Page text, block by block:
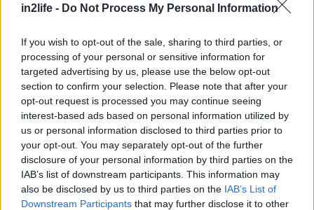
in2life - Do Not Process My Personal Information
If you wish to opt-out of the sale, sharing to third parties, or
processing of your personal or sensitive information for
targeted advertising by us, please use the below opt-out
section to confirm your selection. Please note that after your
opt-out request is processed you may continue seeing
interest-based ads based on personal information utilized by
us or personal information disclosed to third parties prior to
your opt-out. You may separately opt-out of the further
disclosure of your personal information by third parties on the
IAB’s list of downstream participants. This information may
also be disclosed by us to third parties on the IAB’s List of
Downstream Participants that may further disclose it to other